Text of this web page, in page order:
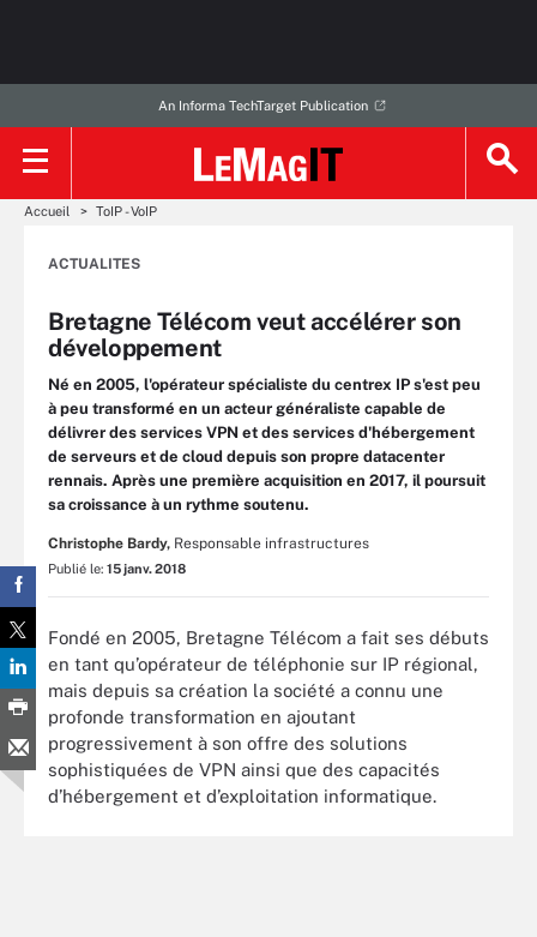
An Informa TechTarget Publication
Accueil ToIP - VoIP
ACTUALITES
Bretagne Télécom veut accélérer son
développement
Né en 2005, l'opérateur spécialiste du centrex IP s'est peu
à peu transformé en un acteur généraliste capable de
délivrer des services VPN et des services d'hébergement
de serveurs et de cloud depuis son propre datacenter
rennais. Après une première acquisition en 2017, il poursuit
sa croissance à un rythme soutenu.
Christophe Bardy, Responsable infrastructures
Publié le: 15 janv. 2018
Fondé en 2005, Bretagne Télécom a fait ses débuts
en tant qu’opérateur de téléphonie sur IP régional,
mais depuis sa création la société a connu une
profonde transformation en ajoutant
progressivement à son offre des solutions
sophistiquées de VPN ainsi que des capacités
d’hébergement et d’exploitation informatique.